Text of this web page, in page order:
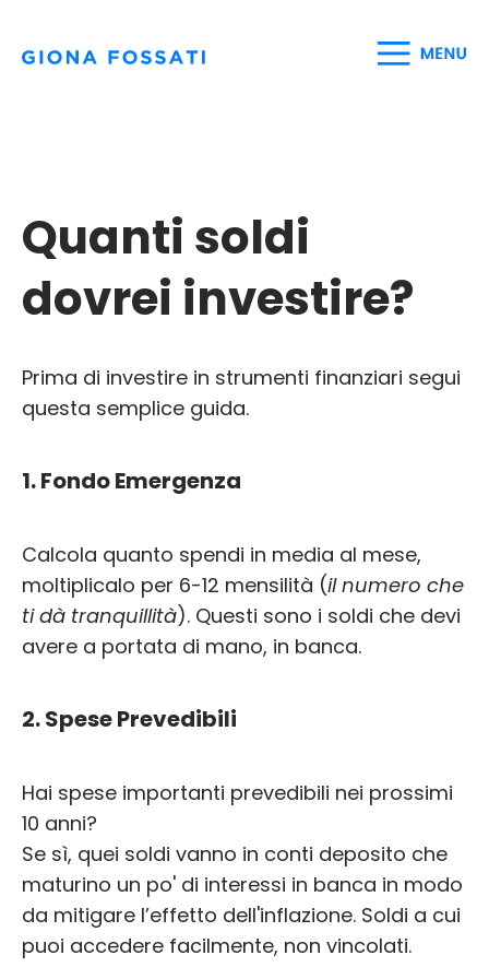
Quanti soldi
dovrei investire?
Prima di investire in strumenti finanziari segui
questa semplice guida.
1. Fondo Emergenza
Calcola quanto spendi in media al mese,
moltiplicalo per 6-12 mensilità (il numero che
ti dà tranquillità). Questi sono i soldi che devi
avere a portata di mano, in banca.
2. Spese Prevedibili
Hai spese importanti prevedibili nei prossimi
10 anni?
Se sì, quei soldi vanno in conti deposito che
maturino un po' di interessi in banca in modo
da mitigare l’effetto dell'inflazione. Soldi a cui
puoi accedere facilmente, non vincolati.